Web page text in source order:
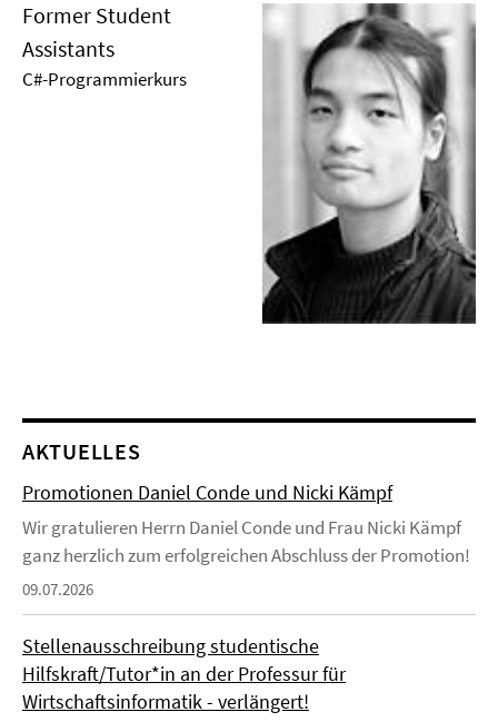
Former Student
Assistants
C#-Programmierkurs
AKTUELLES
Promotionen Daniel Conde und Nicki Kämpf
Wir gratulieren Herrn Daniel Conde und Frau Nicki Kämpf
ganz herzlich zum erfolgreichen Abschluss der Promotion!
09.07.2026
Stellenausschreibung studentische
Hilfskraft/Tutor*in an der Professur für
Wirtschaftsinformatik - verlängert!